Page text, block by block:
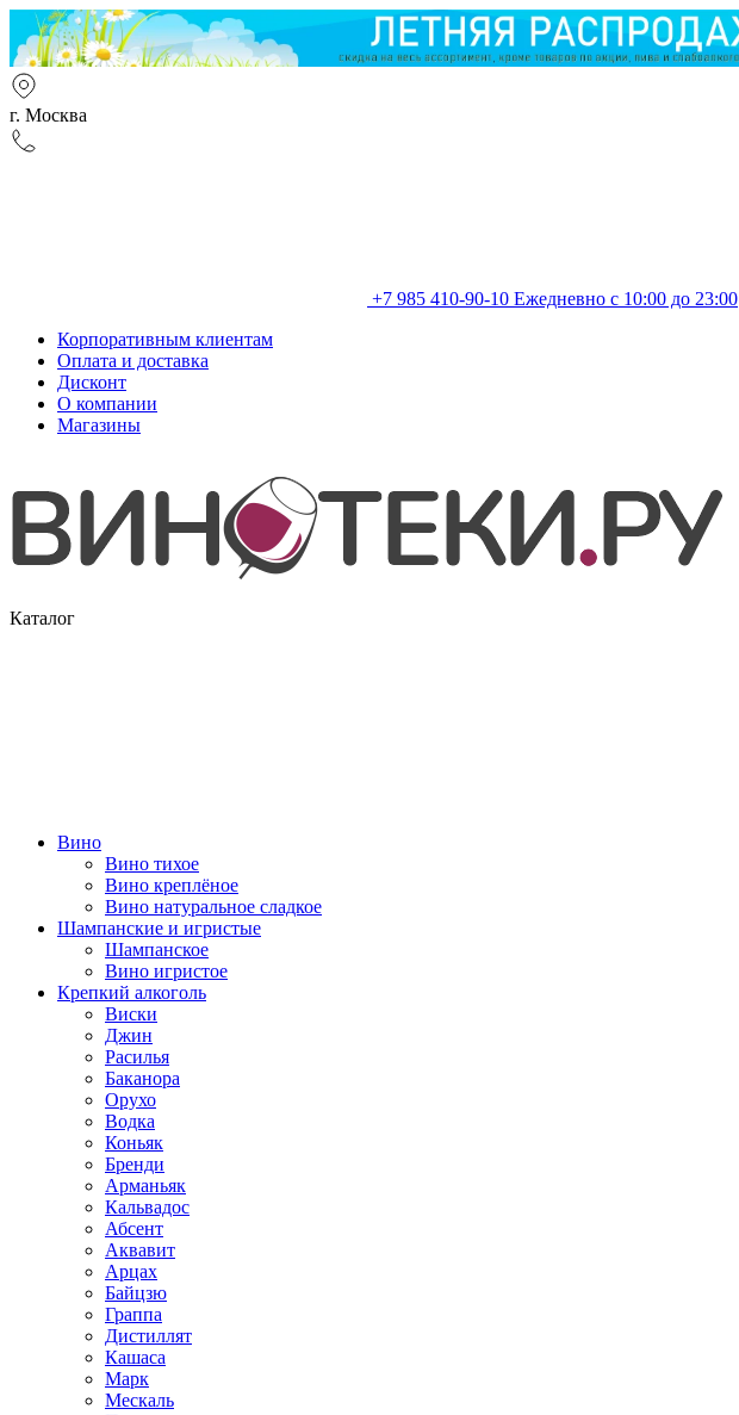
г. Москва
+7 985 410-90-10 Ежедневно с 10:00 до 23:00
Корпоративным клиентам
Оплата и доставка
Дисконт
О компании
Магазины
Каталог
Вино
Вино тихое
Вино креплёное
Вино натуральное сладкое
Шампанские и игристые
Шампанское
Вино игристое
Крепкий алкоголь
Виски
Джин
Расилья
Баканора
Орухо
Водка
Коньяк
Бренди
Арманьяк
Кальвадос
Абсент
Аквавит
Арцах
Байцзю
Граппа
Дистиллят
Кашаса
Марк
Мескаль